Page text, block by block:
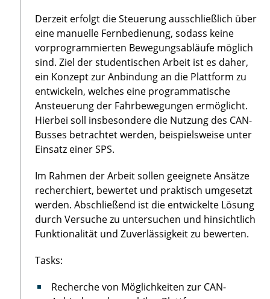
Derzeit erfolgt die Steuerung ausschließlich über
eine manuelle Fernbedienung, sodass keine
vorprogrammierten Bewegungsabläufe möglich
sind. Ziel der studentischen Arbeit ist es daher,
ein Konzept zur Anbindung an die Plattform zu
entwickeln, welches eine programmatische
Ansteuerung der Fahrbewegungen ermöglicht.
Hierbei soll insbesondere die Nutzung des CAN-
Busses betrachtet werden, beispielsweise unter
Einsatz einer SPS.
Im Rahmen der Arbeit sollen geeignete Ansätze
recherchiert, bewertet und praktisch umgesetzt
werden. Abschließend ist die entwickelte Lösung
durch Versuche zu untersuchen und hinsichtlich
Funktionalität und Zuverlässigkeit zu bewerten.
Tasks:
Recherche von Möglichkeiten zur CAN-